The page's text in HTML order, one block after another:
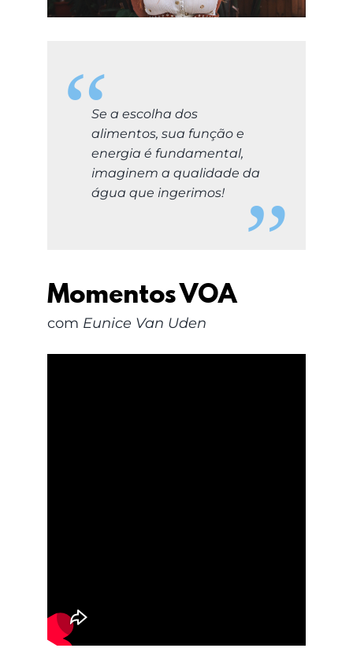
LOGIN
Se a escolha dos
alimentos, sua função e
energia é fundamental,
imaginem a qualidade da
água que ingerimos!
Momentos VOA
com Eunice Van Uden